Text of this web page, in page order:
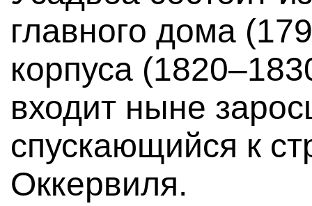
главного дома
корпуса
входит ныне
спускающийся к
Оккервиля.